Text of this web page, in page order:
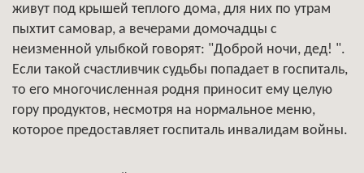
живут под крышей теплого дома, для них по утрам
пыхтит самовар, а вечерами домочадцы с
неизменной улыбкой говорят: "Доброй ночи, дед! ".
Если такой счастливчик судьбы попадает в госпиталь,
то его многочисленная родня приносит ему целую
гору продуктов, несмотря на нормальное меню,
которое предоставляет госпиталь инвалидам войны.